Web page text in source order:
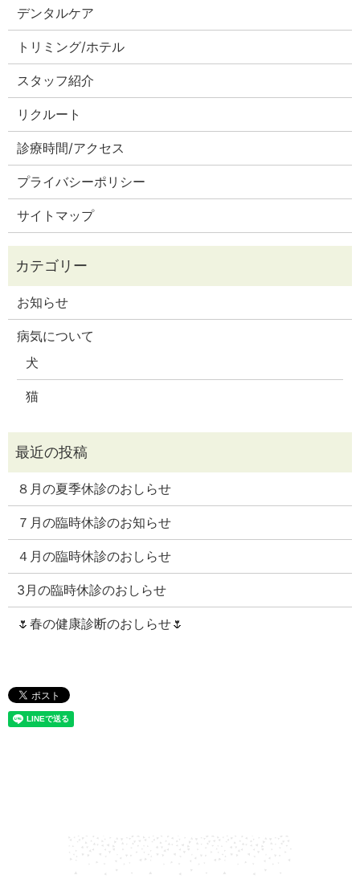
デンタルケア
トリミング/ホテル
スタッフ紹介
リクルート
診療時間/アクセス
プライバシーポリシー
サイトマップ
お知らせ
病気について
犬
猫
８月の夏季休診のおしらせ
７月の臨時休診のお知らせ
４月の臨時休診のおしらせ
3月の臨時休診のおしらせ
🌷春の健康診断のおしらせ🌷